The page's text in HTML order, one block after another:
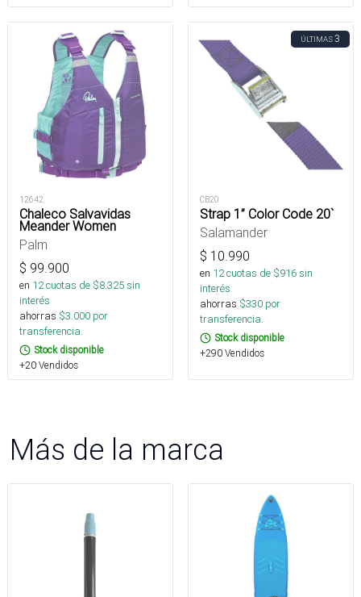
12642
Chaleco Salvavidas
Meander Women
Palm
$ 99.900
en 12cuotas de $8.325sin
interés
ahorras $3.000 por
transferencia.
Stock disponible
+20 Vendidos
ÚLTIMAS3
CB20
Strap 1” Color Code 20`
Salamander
$ 10.990
en 12cuotas de $916sin
interés
ahorras $330 por
transferencia.
Stock disponible
+290 Vendidos
Más de la marca